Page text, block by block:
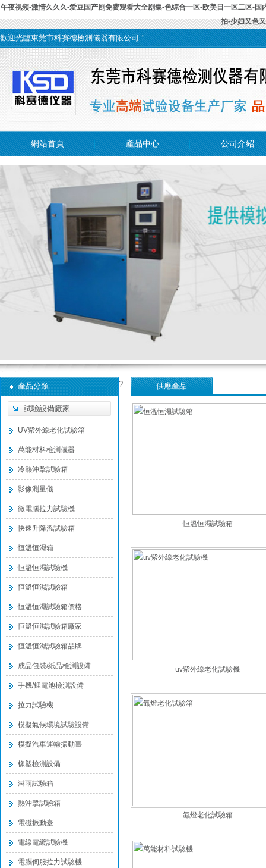
午夜视频-激情久久久-爱豆国产剧免费观看大全剧集-色综合一区-欧美日一区二区-
拍-少妇又色
歡迎光臨東莞市科賽德檢測儀器有限公司！
網站首頁 產品中心 公司介紹
供應產品
恒溫恒濕試驗箱
uv紫外線老化試驗機
氙燈老化試驗箱
?
產品分類
試驗設備廠家
UV紫外線老化試驗箱
萬能材料檢測儀器
冷熱沖擊試驗箱
影像測量儀
微電腦拉力試驗機
快速升降溫試驗箱
恒溫恒濕箱
恒溫恒濕試驗機
恒溫恒濕試驗箱
恒溫恒濕試驗箱價格
恒溫恒濕試驗箱廠家
恒溫恒濕試驗箱品牌
成品包裝/紙品檢測設備
手機/鋰電池檢測設備
拉力試驗機
模擬氣候環境試驗設備
模擬汽車運輸振動臺
橡塑檢測設備
淋雨試驗箱
熱沖擊試驗箱
電磁振動臺
電線電纜試驗機
電腦伺服拉力試驗機